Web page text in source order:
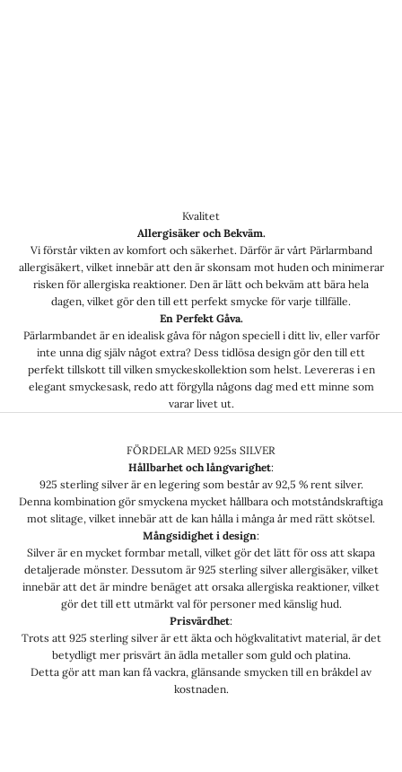
Kvalitet
Allergisäker och Bekväm.
Vi förstår vikten av komfort och säkerhet. Därför är vårt Pärlarmband
allergisäkert, vilket innebär att den är skonsam mot huden och minimerar
risken för allergiska reaktioner. Den är lätt och bekväm att bära hela
dagen, vilket gör den till ett perfekt smycke för varje tillfälle.
En Perfekt Gåva.
Pärlarmbandet är en idealisk gåva för någon speciell i ditt liv, eller varför
inte unna dig själv något extra? Dess tidlösa design gör den till ett
perfekt tillskott till vilken smyckeskollektion som helst. Levereras i en
elegant smyckesask, redo att förgylla någons dag med ett minne som
varar livet ut.
FÖRDELAR MED 925s SILVER
Hållbarhet och långvarighet:
925 sterling silver är en legering som består av 92,5 % rent silver.
Denna kombination gör smyckena mycket hållbara och motståndskraftiga
mot slitage, vilket innebär att de kan hålla i många år med rätt skötsel.
Mångsidighet i design:
Silver är en mycket formbar metall, vilket gör det lätt för oss att skapa
detaljerade mönster. Dessutom är 925 sterling silver allergisäker, vilket
innebär att det är mindre benäget att orsaka allergiska reaktioner, vilket
gör det till ett utmärkt val för personer med känslig hud.
Prisvärdhet:
Trots att 925 sterling silver är ett äkta och högkvalitativt material, är det
betydligt mer prisvärt än ädla metaller som guld och platina.
Detta gör att man kan få vackra, glänsande smycken till en bråkdel av
kostnaden.